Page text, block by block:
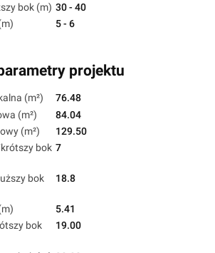
bok (m) 30 - 40
5 - 6
projektu
(m²)
76.48
(m²)
84.04
(m²)
129.50
bok 7
bok
18.8
5.41
bok
19.00